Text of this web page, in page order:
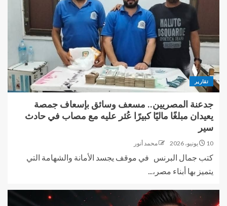
تقارير
جدعنة المصريين.. مسعف وسائق بإسعاف جمصة
يعيدان مبلغًا ماليًا كبيرًا عُثر عليه مع مصاب في حادث
سير
10 يونيو، 2026 محمد أنور
كتب جمال البرنس في موقف يجسد الأمانة والشهامة التي
يتميز بها أبناء مصر،...